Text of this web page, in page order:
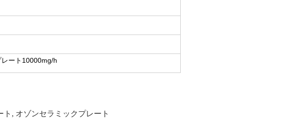
ート10000mg/h
ト , オゾンセラミックプレート